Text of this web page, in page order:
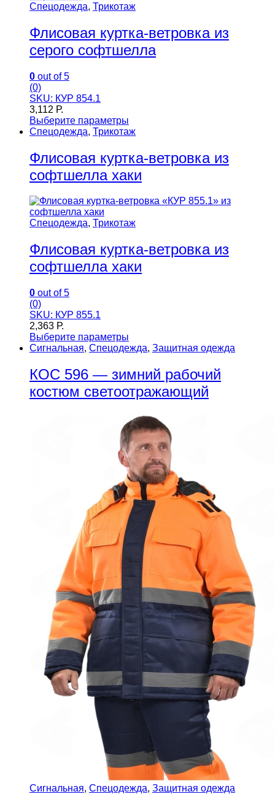
Спецодежда, Трикотаж
Флисовая куртка-ветровка из
серого софтшелла
0 out of 5
(0)
SKU: КУР 854.1
3,112 Р.
Выберите параметры
Спецодежда, Трикотаж
Флисовая куртка-ветровка из
софтшелла хаки
Спецодежда, Трикотаж
Флисовая куртка-ветровка из
софтшелла хаки
0 out of 5
(0)
SKU: КУР 855.1
2,363 Р.
Выберите параметры
Сигнальная, Спецодежда, Защитная одежда
КОС 596 — зимний рабочий
костюм светоотражающий
Сигнальная, Спецодежда, Защитная одежда